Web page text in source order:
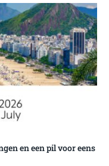
en een pil voor eens